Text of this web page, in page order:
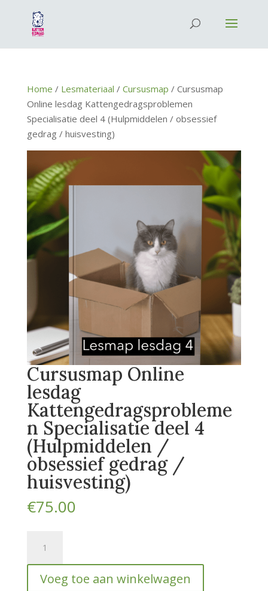
Home / Lesmateriaal / Cursusmap / Cursusmap
Online lesdag Kattengedragsproblemen
Specialisatie deel 4 (Hulpmiddelen / obsessief
gedrag / huisvesting)
Cursusmap Online
lesdag
Kattengedragsprobleme
n Specialisatie deel 4
(Hulpmiddelen /
obsessief gedrag /
huisvesting)
€75.00
Online
lesdag
Kattengedragsproblemen
Voeg toe aan winkelwagen